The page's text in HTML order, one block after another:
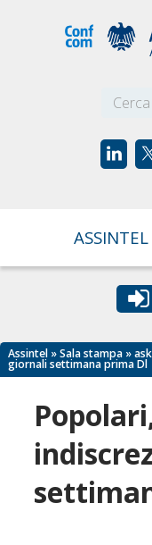
ASSINTEL
Assintel »Sala stampa »
giornali settimana prima Dl